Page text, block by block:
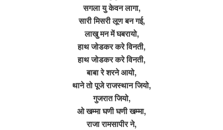
सगला यु केवन लागा,
सारी मिसरी लूण बन गई,
लाखु मन में घबरायो,
हाथ जोडकर करे विनती,
हाथ जोडकर करे विनती,
बाबा रे शरने आयो,
थाने तो पूजे राजस्थान जियो,
गुजरात जियो,
ओ खम्मा घणी घणी खम्मा,
राजा रामसापीर ने,